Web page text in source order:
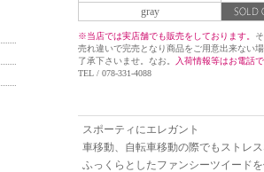
gray
※当店では実店舗でも販売をしております。
売れ違いで完売となり商品をご用意出来ない
了承下さいませ。なお。
入荷情報等はお電話
TEL / 078-331-4088
スポーティにエレガント
車移動、自転車移動の際でもストレ
ふっくらとしたファンシーツイード